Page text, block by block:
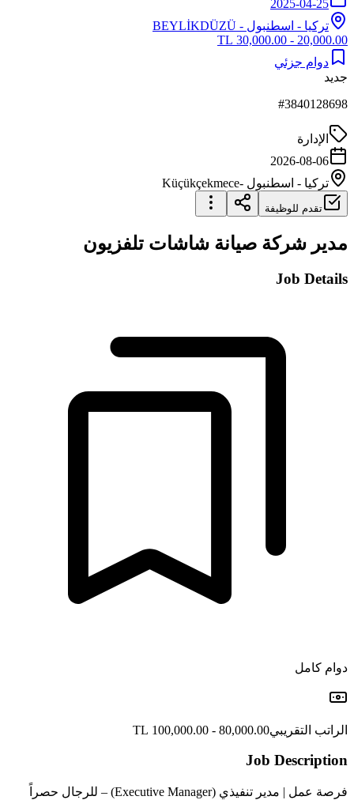
2025-04-25
تركيا - اسطنبول - BEYLİKDÜZÜ
20,000.00 - 30,000.00 TL
دوام جزئي
جديد
#3840128698
الإدارة
2026-08-06
تركيا - اسطنبول -Küçükçekmece
تقدم للوظيفة
مدير شركة صيانة شاشات تلفزيون
Job Details
دوام كامل
الراتب التقريبي80,000.00 - 100,000.00 TL
Job Description
فرصة عمل | مدير تنفيذي (Executive Manager) – للرجال حصراً